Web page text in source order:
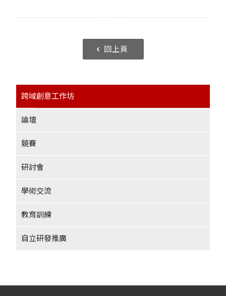
回上頁
跨域創意工作坊
論壇
競賽
研討會
學術交流
教育訓練
自立研發推廣